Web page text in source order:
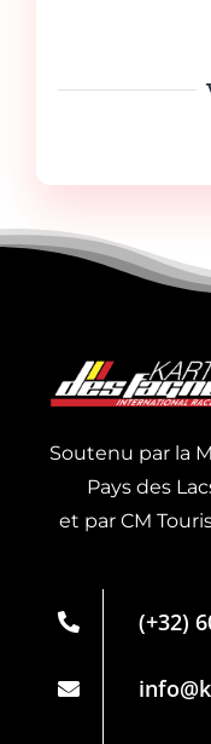
Soutenu par la
Pays des
et par CM
(+32)